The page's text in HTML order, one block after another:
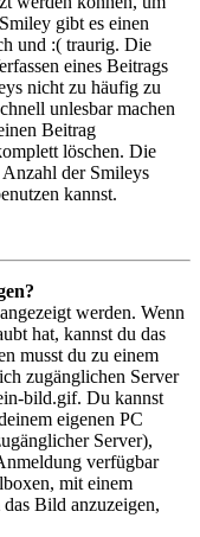
gibt es einen
und :( traurig. Die
eines Beitrags
nicht zu häufig zu
unlesbar machen
Beitrag
löschen. Die
der Smileys
kannst.
werden. Wenn
hat, kannst du das
musst du zu einem
zugänglichen Server
bild.gif. Du kannst
eigenen PC
Server),
verfügbar
mit einem
Bild anzuzeigen,